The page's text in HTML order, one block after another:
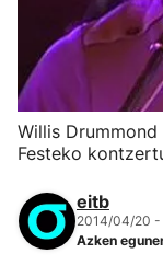
Willis
Festeko
eitb
2014/04/20 -
Azken